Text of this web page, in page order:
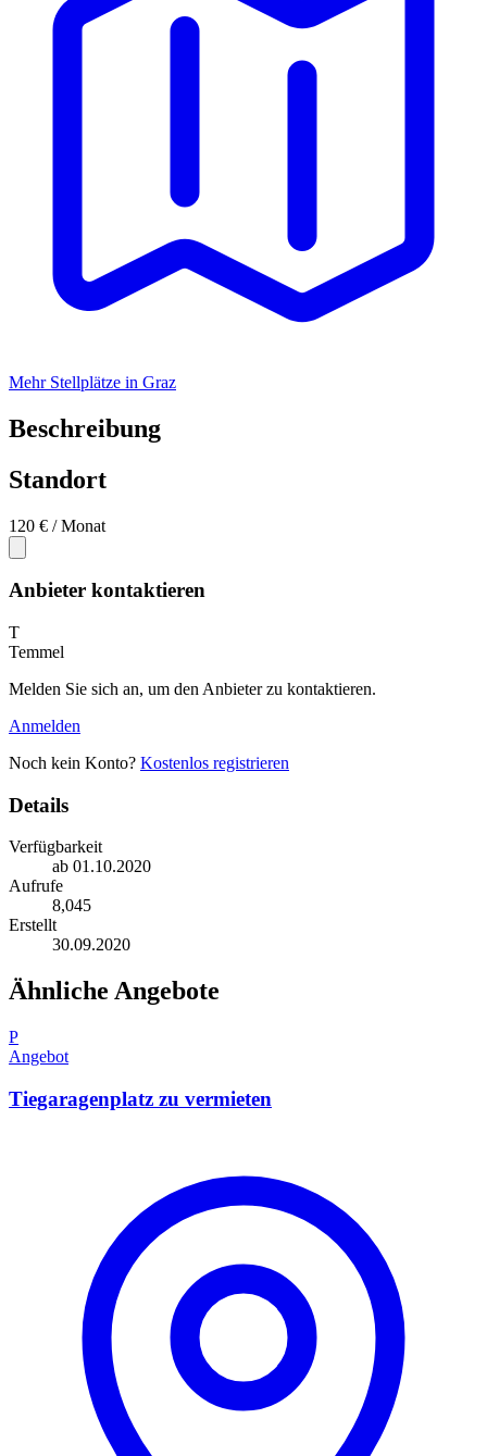
Mehr Stellplätze in Graz
Beschreibung
Standort
120 € / Monat
Anbieter kontaktieren
T
Temmel
Melden Sie sich an, um den Anbieter zu kontaktieren.
Anmelden
Noch kein Konto? Kostenlos registrieren
Details
Verfügbarkeit
ab 01.10.2020
Aufrufe
8,045
Erstellt
30.09.2020
Ähnliche Angebote
P
Angebot
Tiegaragenplatz zu vermieten